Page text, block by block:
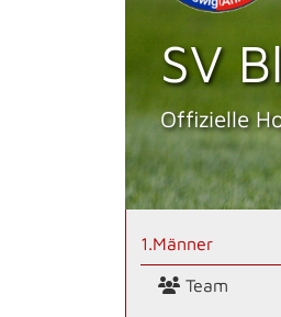
SV
Offizielle
1.Männer
Team